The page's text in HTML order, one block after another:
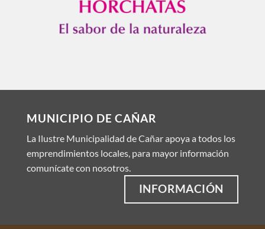
MUNICIPIO DE CAÑAR
La Ilustre Municipalidad de Cañar apoya a todos los
emprendimientos locales, para mayor información
comunícate con nosotros.
INFORMACIÓN